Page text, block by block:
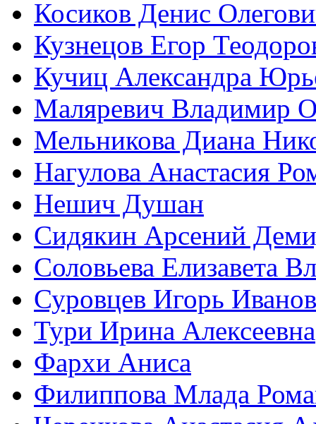
Косиков Денис
Кузнецов Егор
Кучиц Александра
Маляревич Владимир
Мельникова Диана
Нагулова Анастасия
Нешич Душан
Сидякин Арсений
Соловьева Елизавета
Суровцев Игорь
Тури Ирина Алексеевна
Фархи Аниса
Филиппова Млада